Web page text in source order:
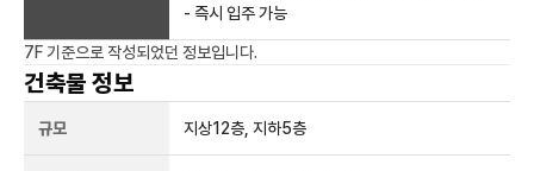
- 즉시 입주 가능
7F 기준으로 작성되었던 정보입니다.
건축물 정보
규모 지상12층, 지하5층